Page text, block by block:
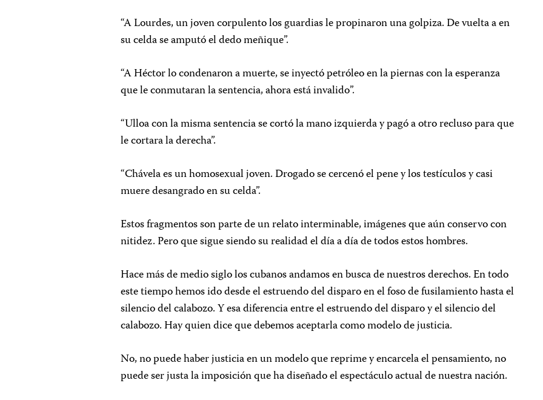
“A Lourdes, un joven corpulento los guardias le propinaron una golpiza. De vuelta a en
su celda se amputó el dedo meñique”.
“A Héctor lo condenaron a muerte, se inyectó petróleo en la piernas con la esperanza
que le conmutaran la sentencia, ahora está invalido”.
“Ulloa con la misma sentencia se cortó la mano izquierda y pagó a otro recluso para que
le cortara la derecha”.
“Chávela es un homosexual joven. Drogado se cercenó el pene y los testículos y casi
muere desangrado en su celda”.
Estos fragmentos son parte de un relato interminable, imágenes que aún conservo con
nitidez. Pero que sigue siendo su realidad el día a día de todos estos hombres.
Hace más de medio siglo los cubanos andamos en busca de nuestros derechos. En todo
este tiempo hemos ido desde el estruendo del disparo en el foso de fusilamiento hasta el
silencio del calabozo. Y esa diferencia entre el estruendo del disparo y el silencio del
calabozo. Hay quien dice que debemos aceptarla como modelo de justicia.
No, no puede haber justicia en un modelo que reprime y encarcela el pensamiento, no
puede ser justa la imposición que ha diseñado el espectáculo actual de nuestra nación.